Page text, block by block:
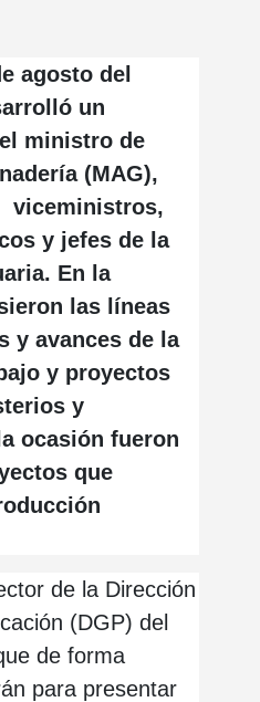
agosto del
un
ministro de
(MAG),
viceministros,
y jefes de la
En la
las líneas
y avances de la
y proyectos
y
ocasión fueron
que
de la Dirección
(DGP) del
de forma
para presentar